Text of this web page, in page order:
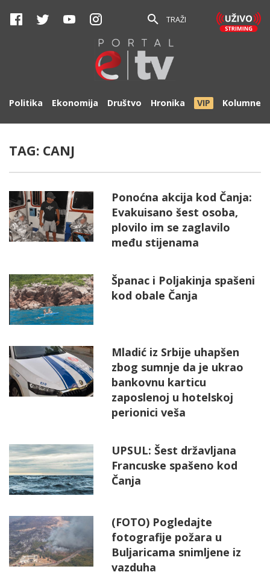
TRAŽI
Politika Ekonomija Društvo Hronika VIP Kolumne
TAG: CANJ
Ponoćna akcija kod Čanja:
Evakuisano šest osoba,
plovilo im se zaglavilo
među stijenama
Španac i Poljakinja spašeni
kod obale Čanja
Mladić iz Srbije uhapšen
zbog sumnje da je ukrao
bankovnu karticu
zaposlenoj u hotelskoj
perionici veša
UPSUL: Šest državljana
Francuske spašeno kod
Čanja
(FOTO) Pogledajte
fotografije požara u
Buljaricama snimljene iz
vazduha